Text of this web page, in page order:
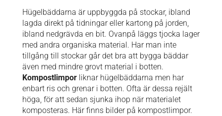
Hügelbäddarna är uppbyggda på stockar, ibland
lagda direkt på tidningar eller kartong på jorden,
ibland nedgrävda en bit. Ovanpå läggs tjocka lager
med andra organiska material. Har man inte
tillgång till stockar går det bra att bygga bäddar
även med mindre grovt material i botten.
Kompostlimporliknar hügelbäddarna men har
enbart ris och grenar i botten. Ofta är dessa rejält
höga, för att sedan sjunka ihop när materialet
komposteras. Här finns bilder på kompostlimpor.